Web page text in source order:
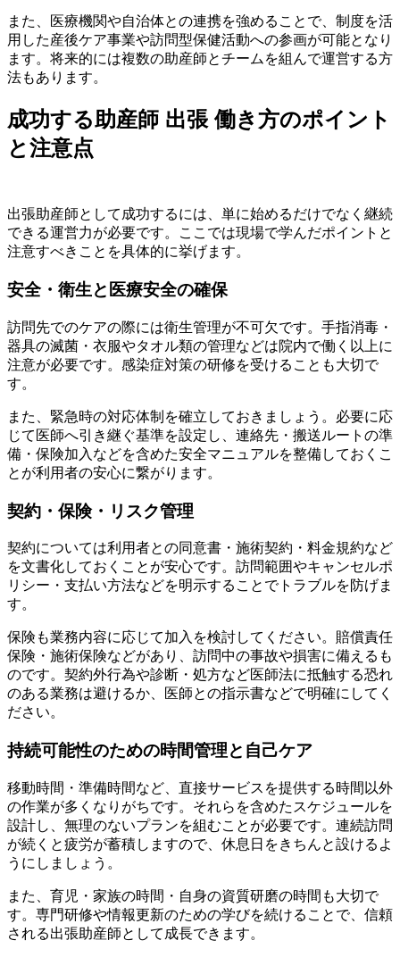
また、医療機関や自治体との連携を強めることで、制度を活
用した産後ケア事業や訪問型保健活動への参画が可能となり
ます。将来的には複数の助産師とチームを組んで運営する方
法もあります。
成功する助産師 出張 働き方のポイント
と注意点
出張助産師として成功するには、単に始めるだけでなく継続
できる運営力が必要です。ここでは現場で学んだポイントと
注意すべきことを具体的に挙げます。
安全・衛生と医療安全の確保
訪問先でのケアの際には衛生管理が不可欠です。手指消毒・
器具の滅菌・衣服やタオル類の管理などは院内で働く以上に
注意が必要です。感染症対策の研修を受けることも大切で
す。
また、緊急時の対応体制を確立しておきましょう。必要に応
じて医師へ引き継ぐ基準を設定し、連絡先・搬送ルートの準
備・保険加入などを含めた安全マニュアルを整備しておくこ
とが利用者の安心に繋がります。
契約・保険・リスク管理
契約については利用者との同意書・施術契約・料金規約など
を文書化しておくことが安心です。訪問範囲やキャンセルポ
リシー・支払い方法などを明示することでトラブルを防げま
す。
保険も業務内容に応じて加入を検討してください。賠償責任
保険・施術保険などがあり、訪問中の事故や損害に備えるも
のです。契約外行為や診断・処方など医師法に抵触する恐れ
のある業務は避けるか、医師との指示書などで明確にしてく
ださい。
持続可能性のための時間管理と自己ケア
移動時間・準備時間など、直接サービスを提供する時間以外
の作業が多くなりがちです。それらを含めたスケジュールを
設計し、無理のないプランを組むことが必要です。連続訪問
が続くと疲労が蓄積しますので、休息日をきちんと設けるよ
うにしましょう。
また、育児・家族の時間・自身の資質研磨の時間も大切で
す。専門研修や情報更新のための学びを続けることで、信頼
される出張助産師として成長できます。